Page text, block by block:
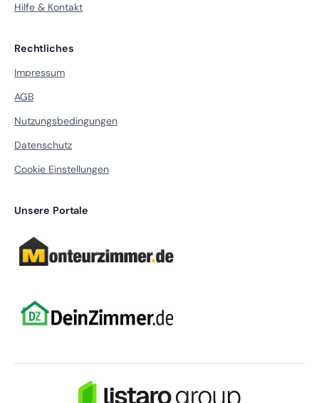
Hilfe & Kontakt
Rechtliches
Impressum
AGB
Nutzungsbedingungen
Datenschutz
Cookie Einstellungen
Unsere Portale